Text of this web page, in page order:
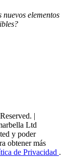
nuevos elementos
|
Ltd
y poder
obtener más
de Privacidad .